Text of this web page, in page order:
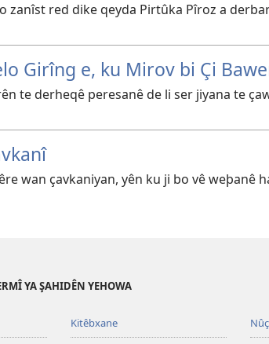
zanîst red dike qeyda Pirtûka Pîroz a
Girîng e, ku Mirov bi Çi
te derheqê peresanê de li ser jiyana te
wan çavkaniyan, yên ku ji bo vê weþanê
YA ŞAHIDÊN YEHOWA
Kitêbxane